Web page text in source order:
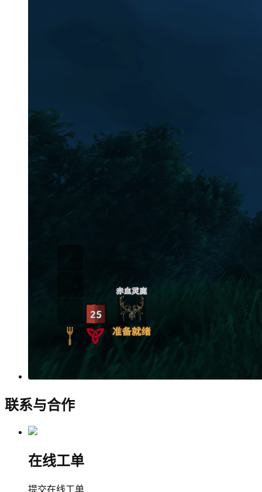
联系与合作
在线工单
提交在线工单